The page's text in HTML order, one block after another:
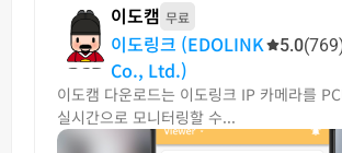
이도캠 무료
이도링크 (EDOLINK
Co., Ltd.)
5.0
이도캠 다운로드는 이도링크 IP 카메라를
실시간으로 모니터링할 수...